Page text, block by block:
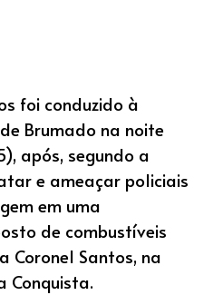
foi conduzido à
Brumado na noite
após, segundo a
e ameaçar policiais
em uma
de combustíveis
Coronel Santos, na
Conquista.